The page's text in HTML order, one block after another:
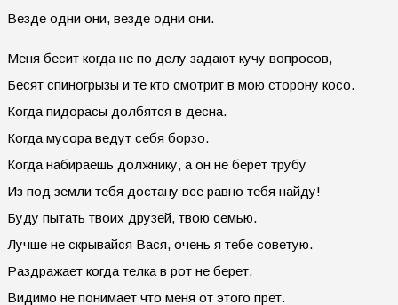
Везде одни они, везде одни они.
Меня бесит когда не по делу задают кучу вопросов,
Бесят спиногрызы и те кто смотрит в мою сторону косо.
Когда пидорасы долбятся в десна.
Когда мусора ведут себя борзо.
Когда набираешь должнику, а он не берет трубу
Из под земли тебя достану все равно тебя найду!
Буду пытать твоих друзей, твою семью.
Лучше не скрывайся Вася, очень я тебе советую.
Раздражает когда телка в рот не берет,
Видимо не понимает что меня от этого прет.